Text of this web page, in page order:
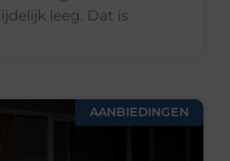
leeg. Dat is
AANBIEDINGEN